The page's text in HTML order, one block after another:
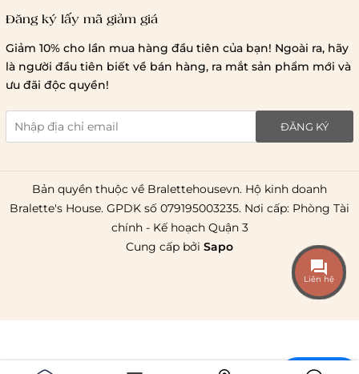
Lưu ý chung về chính sách vận chuyển
1 triệu đồng
giao hàng trong ngày
giao hàng tiêu chuẩn
miễn phí ship
toàn quốc.
Đăng ký lấy mã giảm giá
Giảm 10% cho lần mua hàng đầu tiên của bạn! Ngoài ra, hãy
là người đầu tiên biết về bán hàng, ra mắt sản phẩm mới và
ưu đãi độc quyền!
ĐĂNG KÝ
Bản quyền thuộc về Bralettehousevn. Hộ kinh doanh
Bralette's House. GPDK số 079195003235. Nơi cấp: Phòng Tài
chính - Kế hoạch Quận 3
Cung cấp bởi Sapo
Liên hệ